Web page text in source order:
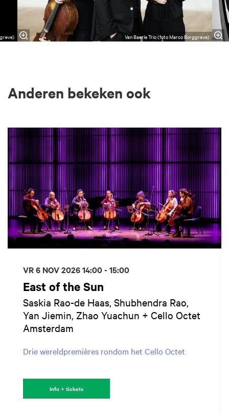
Van Baerle Trio (foto Marco Borggreve)
Anderen bekeken ook
East of the Sun
Saskia Rao-de Haas, Shubhendra Rao,
Yan Jiemin, Zhao Yuachun + Cello Octet
Amsterdam
Drie wereldpremières rondom het Cello Octet
VR 6 NOV 202614:00 - 15:00
Info + tickets